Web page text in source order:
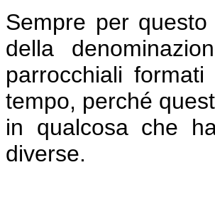
Sempre per
della
parrocchiali
tempo, perché
in qualcosa che
diverse.